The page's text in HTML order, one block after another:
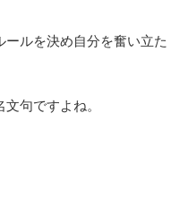
ルを決め自分を奮い立た
句ですよね。